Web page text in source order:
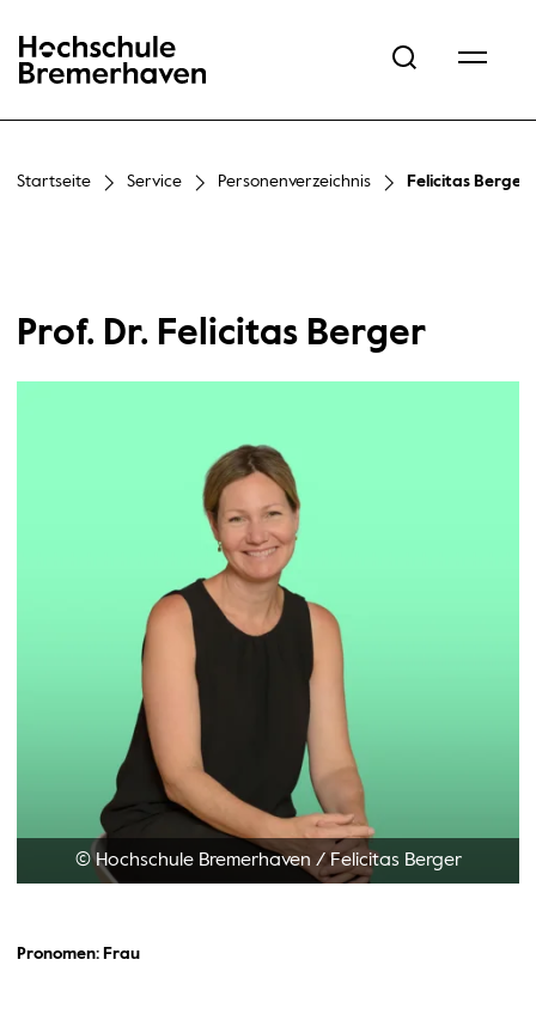
Hochschule Bremerhaven
Startseite Service Personenverzeichnis Felicitas Berger
Prof. Dr. Felicitas Berger
© Hochschule Bremerhaven /Felicitas Berger
Pronomen: Frau